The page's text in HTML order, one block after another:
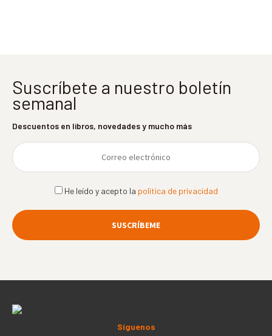
Suscríbete a nuestro boletín
semanal
Descuentos en libros, novedades y mucho más
He leído y acepto la política de privacidad
Síguenos